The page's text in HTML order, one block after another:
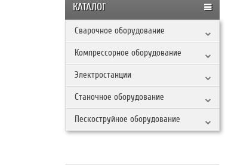
КАТАЛОГ
Сварочное оборудование
Компрессорное оборудование
Электростанции
Станочное оборудование
Пескоструйное оборудование